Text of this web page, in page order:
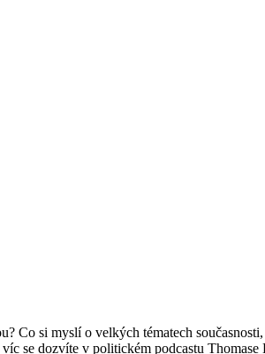
Co si myslí o velkých tématech
se dozvíte v politickém podcastu